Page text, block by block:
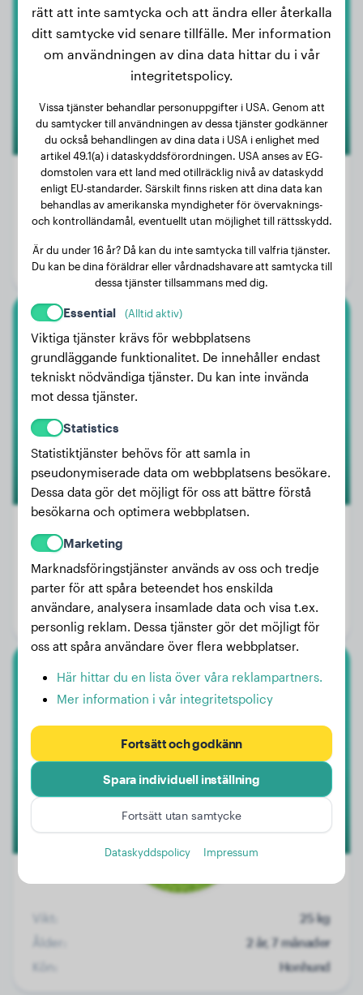
Louka
Vikt:
28 kg
Ålder:
3 år, 11 månader
Kön:
Hanhund
Storpudel
LUCIO
Vikt:
Inga data
Ålder:
2 år, 11 månader
Amerikansk Staffordshire Terrier
Mila
Vikt:
25 kg
Ålder:
2 år, 7 månader
Kön:
Honhund
rätt att inte samtycka och att ändra eller återkalla
ditt samtycke vid senare tillfälle. Mer information
om användningen av dina data hittar du i vår
integritetspolicy.
Vissa tjänster behandlar personuppgifter i USA. Genom att
du samtycker till användningen av dessa tjänster godkänner
du också behandlingen av dina data i USA i enlighet med
artikel 49.1(a) i dataskyddsförordningen. USA anses av EG-
domstolen vara ett land med otillräcklig nivå av dataskydd
enligt EU-standarder. Särskilt finns risken att dina data kan
behandlas av amerikanska myndigheter för övervaknings-
och kontrolländamål, eventuellt utan möjlighet till rättsskydd.
Är du under 16 år? Då kan du inte samtycka till valfria tjänster.
Du kan be dina föräldrar eller vårdnadshavare att samtycka till
dessa tjänster tillsammans med dig.
Essential (Alltid aktiv)
Viktiga tjänster krävs för webbplatsens
grundläggande funktionalitet. De innehåller endast
tekniskt nödvändiga tjänster. Du kan inte invända
mot dessa tjänster.
Statistics
Statistiktjänster behövs för att samla in
pseudonymiserade data om webbplatsens besökare.
Dessa data gör det möjligt för oss att bättre förstå
besökarna och optimera webbplatsen.
Marketing
Marknadsföringstjänster används av oss och tredje
parter för att spåra beteendet hos enskilda
användare, analysera insamlade data och visa t.ex.
personlig reklam. Dessa tjänster gör det möjligt för
oss att spåra användare över flera webbplatser.
Här hittar du en lista över våra reklampartners.
Mer information i vår integritetspolicy
Fortsätt och godkänn
Spara individuell inställning
Fortsätt utan samtycke
Dataskyddspolicy Impressum